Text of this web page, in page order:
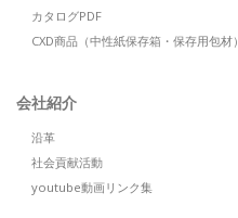
カタログPDF
CXD商品（中性紙保存箱・保存用包材）
会社紹介
沿革
社会貢献活動
youtube動画リンク集